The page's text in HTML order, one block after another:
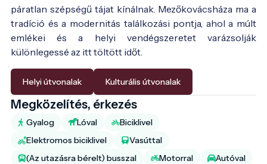
páratlan szépségű tájat kínálnak. Mezőkovácsháza ma a
tradíció és a modernitás találkozási pontja, ahol a múlt
emlékei és a helyi vendégszeretet varázsolják
különlegessé az itt töltött időt.
Helyi útvonalak Kulturális útvonalak
Megközelítés, érkezés
Gyalog Lóval
Biciklivel
Elektromos biciklivel
Vasúttal
(Az utazásra bérelt) busszal
Motorral Autóval